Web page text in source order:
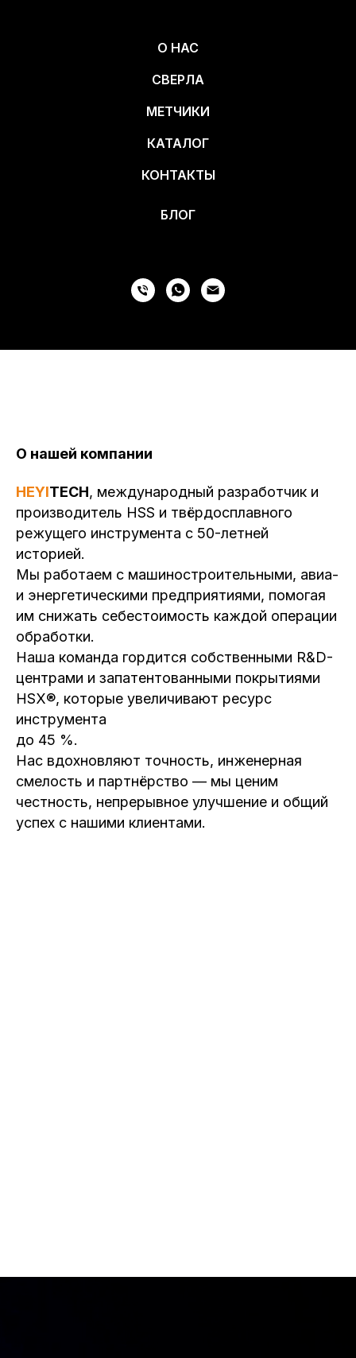
О НАС
СВЕРЛА
МЕТЧИКИ
КАТАЛОГ
КОНТАКТЫ
БЛОГ
О нашей компании
HEYITECH, международный разработчик и
производитель HSS и твёрдосплавного
режущего инструмента с 50-летней
историей.
Мы работаем с машиностроительными, авиа-
и энергетическими предприятиями, помогая
им снижать себестоимость каждой операции
обработки.
Наша команда гордится собственными R&D-
центрами и запатентованными покрытиями
HSX®, которые увеличивают ресурс
инструмента
до 45 %.
Нас вдохновляют точность, инженерная
смелость и партнёрство — мы ценим
честность, непрерывное улучшение и общий
успех с нашими клиентами.